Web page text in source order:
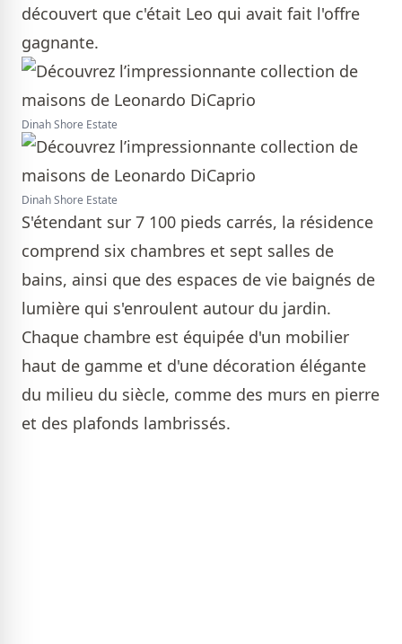
découvert que c'était Leo qui avait fait l'offre
gagnante.
Dinah Shore Estate
Dinah Shore Estate
S'étendant sur 7 100 pieds carrés, la résidence
comprend six chambres et sept salles de
bains, ainsi que des espaces de vie baignés de
lumière qui s'enroulent autour du jardin.
Chaque chambre est équipée d'un mobilier
haut de gamme et d'une décoration élégante
du milieu du siècle, comme des murs en pierre
et des plafonds lambrissés.